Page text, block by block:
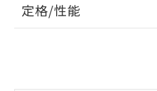
定格/性能